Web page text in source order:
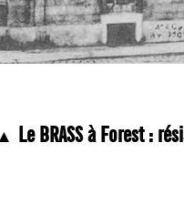
▲ Le BRASS à Forest :